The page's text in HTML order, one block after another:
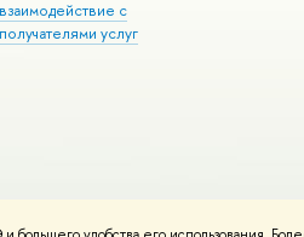
взаимодействие с
получателями услуг